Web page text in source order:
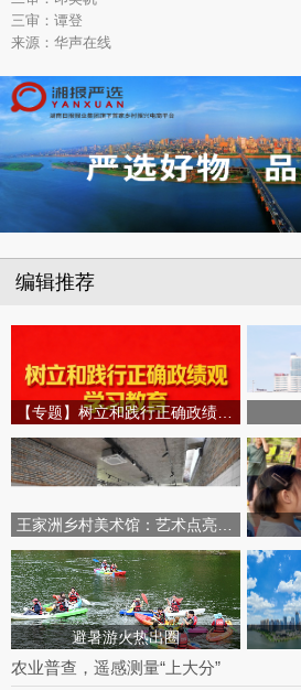
三审：谭登
来源：华声在线
编辑推荐
避暑游火热出圈
农业普查，遥感测量“上大分”